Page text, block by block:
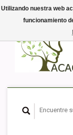
Utilizando nuestra web
funcionamiento